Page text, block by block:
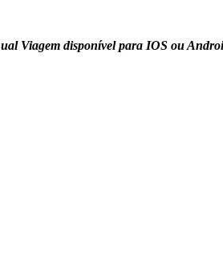
Viagem disponível para IOS ou